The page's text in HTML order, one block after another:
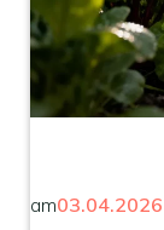
am03.04.2026